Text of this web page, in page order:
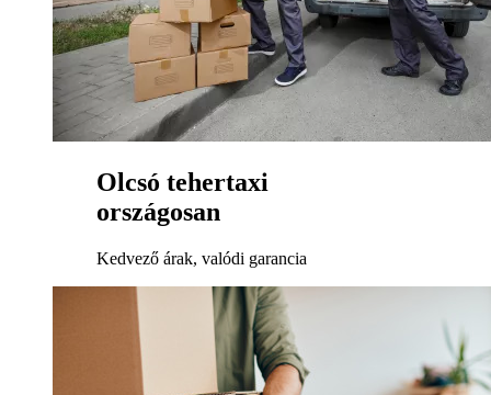
Olcsó tehertaxi
országosan
Kedvező árak, valódi garancia